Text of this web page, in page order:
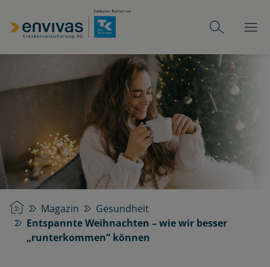
StartseiteMagazin
Gesundheit
Entspannte Weihnachten – wie wir besser
„runterkommen” können